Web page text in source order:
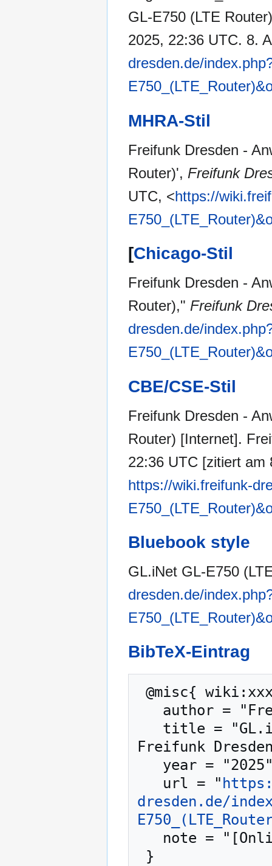
GL-E750 (LTE
2025, 22:36 UTC. 8.
dresden.de/
MHRA-Stil
Freifunk Dresden -
Router)', Freifunk
UTC, <https://
[Chicago-Stil
Freifunk Dresden -
Router)," Freifunk
dresden.de/
CBE/CSE-Stil
Freifunk Dresden -
Router) [Internet].
22:36 UTC [zitiert am
https://wiki.freifunk-
Bluebook style
GL.iNet GL-E750
dresden.de/
BibTeX-Eintrag
Freifunk
   url = "
dresden.de/